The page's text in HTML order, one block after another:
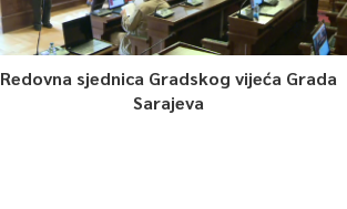
Redovna sjednica Gradskog vijeća Grada
Sarajeva